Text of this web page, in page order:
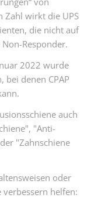
Zahl wirkt die UPS
die nicht auf
Responder.
2022 wurde
bei denen CPAP
auch
"Anti-
"Zahnschiene
oder
helfen: